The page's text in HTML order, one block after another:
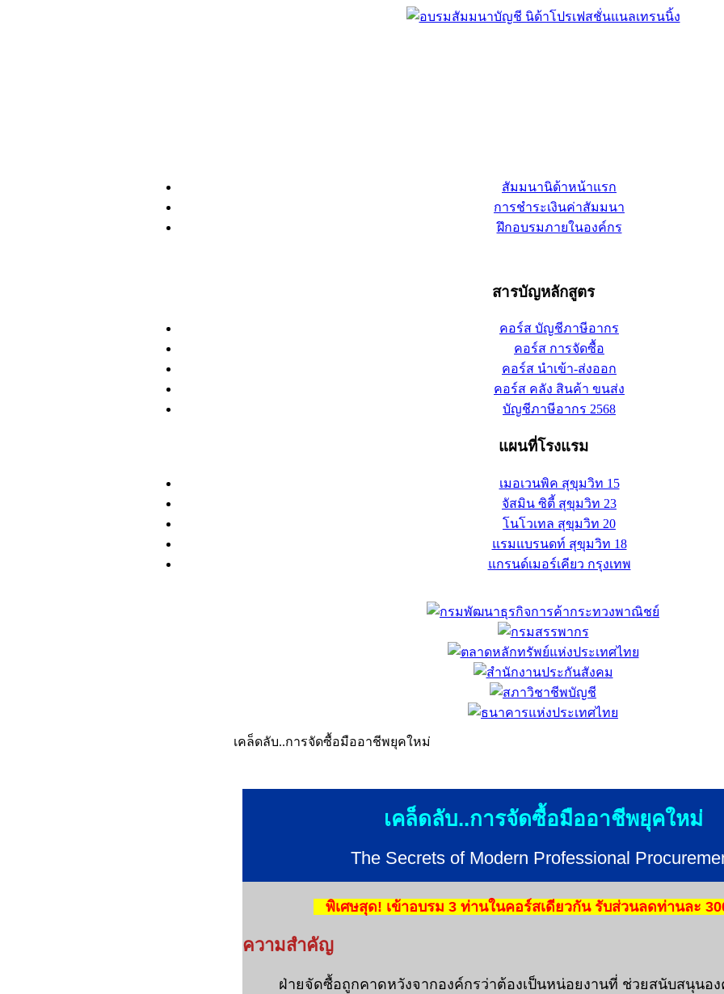
สัมมนานิด้าหน้าแรก
การชำระเงินค่าสัมมนา
ฝึกอบรมภายในองค์กร
สารบัญหลักสูตร
คอร์ส บัญชีภาษีอากร
คอร์ส การจัดซื้อ
คอร์ส นำเข้า-ส่งออก
คอร์ส คลัง สินค้า ขนส่ง
บัญชีภาษีอากร 2568
แผนที่โรงแรม
เมอเวนพิค สุขุมวิท 15
จัสมิน ซิตี้ สุขุมวิท 23
โนโวเทล สุขุมวิท 20
แรมแบรนดท์ สุขุมวิท 18
แกรนด์เมอร์เคียว กรุงเทพ
เคล็ดลับ..การจัดซื้อมืออาชีพยุคใหม่
เคล็ดลับ..การจัดซื้อมืออาชีพยุคใหม่
The Secrets of Modern Professional
พิเศษสุด! เข้าอบรม 3 ท่านในคอร์สเดียวกัน รับส่วนลดท่านละ
ความสำคัญ
ฝ่ายจัดซื้อถูกคาดหวังจากองค์กรว่าต้องเป็นหน่อยงานที่ ช่วยสนับสนุนอ